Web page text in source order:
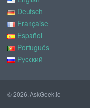
Deutsch
Française
Español
Português
Русский
© 2026, AskGeek.io